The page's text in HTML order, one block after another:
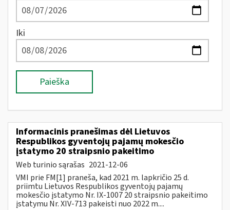
Iki
Paieška
Informacinis pranešimas dėl Lietuvos
Respublikos gyventojų pajamų mokesčio
įstatymo 20 straipsnio pakeitimo
Web turinio sąrašas 2021-12-06
VMI prie FM[1] praneša, kad 2021 m. lapkričio 25 d.
priimtu Lietuvos Respublikos gyventojų pajamų
mokesčio įstatymo Nr. IX-1007 20 straipsnio pakeitimo
įstatymu Nr. XIV-713 pakeisti nuo 2022 m....